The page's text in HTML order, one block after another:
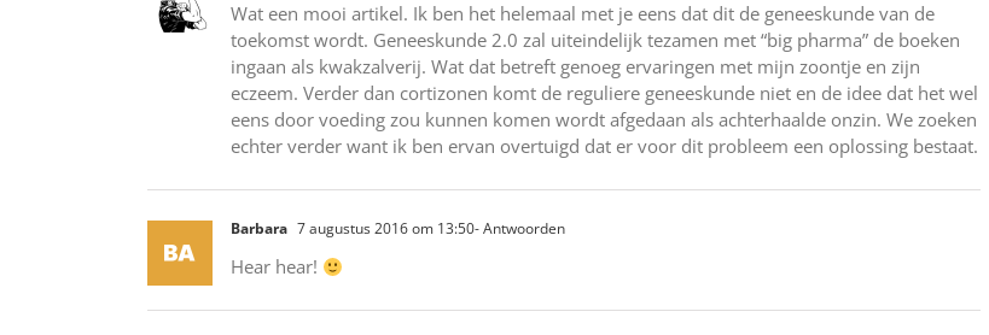
Wat een mooi artikel. Ik ben het helemaal met je eens dat dit de geneeskunde van de
toekomst wordt. Geneeskunde 2.0 zal uiteindelijk tezamen met “big pharma” de boeken
ingaan als kwakzalverij. Wat dat betreft genoeg ervaringen met mijn zoontje en zijn
eczeem. Verder dan cortizonen komt de reguliere geneeskunde niet en de idee dat het wel
eens door voeding zou kunnen komen wordt afgedaan als achterhaalde onzin. We zoeken
echter verder want ik ben ervan overtuigd dat er voor dit probleem een oplossing bestaat.
Barbara 7 augustus 2016 om 13:50- Antwoorden
Hear hear!